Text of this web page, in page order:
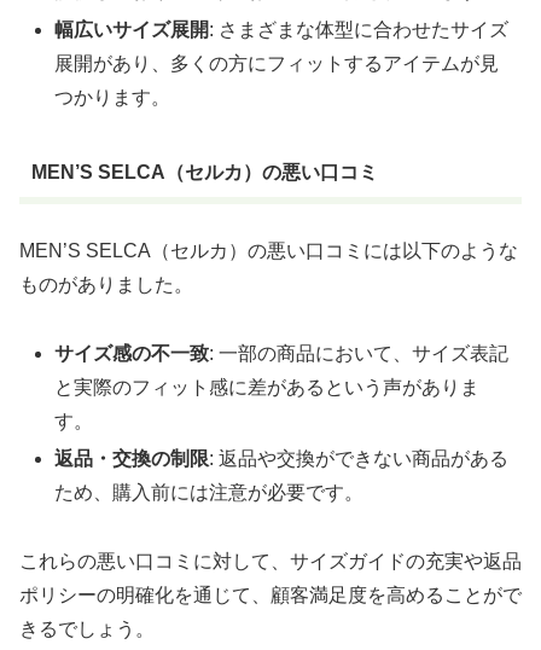
幅広いサイズ展開: さまざまな体型に合わせたサイズ
展開があり、多くの方にフィットするアイテムが見
つかります。
MEN’S SELCA（セルカ）の悪い口コミ
MEN’S SELCA（セルカ）の悪い口コミには以下のような
ものがありました。
サイズ感の不一致: 一部の商品において、サイズ表記
と実際のフィット感に差があるという声がありま
す。
返品・交換の制限: 返品や交換ができない商品がある
ため、購入前には注意が必要です。
これらの悪い口コミに対して、サイズガイドの充実や返品
ポリシーの明確化を通じて、顧客満足度を高めることがで
きるでしょう。